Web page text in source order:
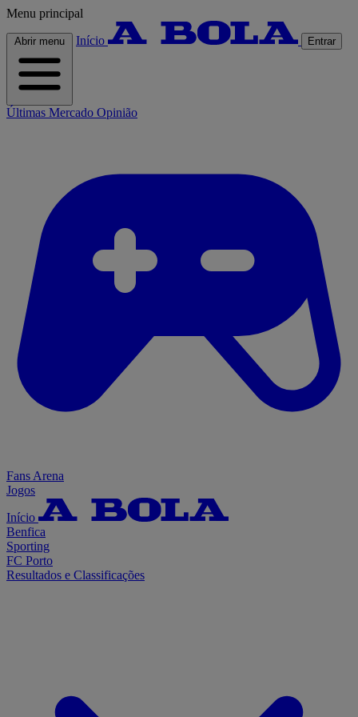
Menu principal
Abrir menu Início Entrar
Últimas Mercado Opinião
Fans Arena
Jogos
Início
Benfica
Sporting
FC Porto
Resultados e Classificações